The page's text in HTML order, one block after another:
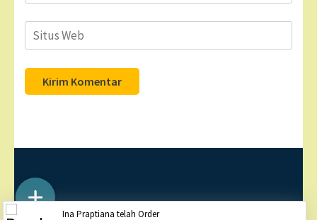
Situs
Web
Hak Cipta ©2026DOGMIT INDONESIA. Business One
Ina Praptiana telah Order